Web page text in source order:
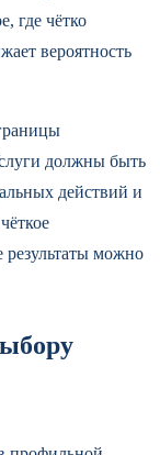
где чётко
вероятность
должны быть
действий и
результаты можно